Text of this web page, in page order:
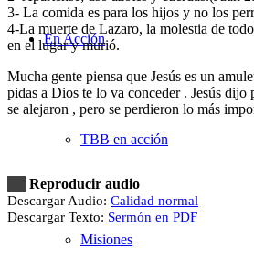
En Acción
TBB en acción
Misiones
3- La comida es para los hijos y no los
4-La muerte de Lazaro, la molestia de
en el lugar y murió.
Mucha gente piensa que Jesús es un
pidas a Dios te lo va conceder . Jesús dijo
se alejaron , pero se perdieron lo más
Reproducir audio
Descargar Audio: Calidad normal
Descargar Texto: Sermón en PDF